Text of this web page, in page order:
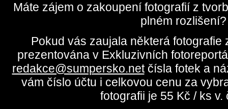
Máte zájem o zakoupení fotografií z
plném rozlišení?
Pokud vás zaujala některá fotografie
prezentována v Exkluzivních
redakce@sumpersko.netčísla fotek a
vám číslo účtu i celkovou cenu za
fotografii je 55 Kč / ks v.